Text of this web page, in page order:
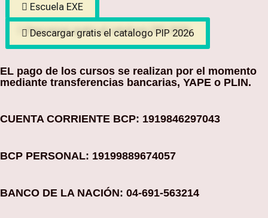
Escuela EXE
Descargar gratis el catalogo PIP 2026
EL pago de los cursos se realizan por el momento
mediante transferencias bancarias, YAPE o PLIN.
CUENTA CORRIENTE BCP: 1919846297043
BCP PERSONAL: 19199889674057
BANCO DE LA NACIÓN: 04-691-563214